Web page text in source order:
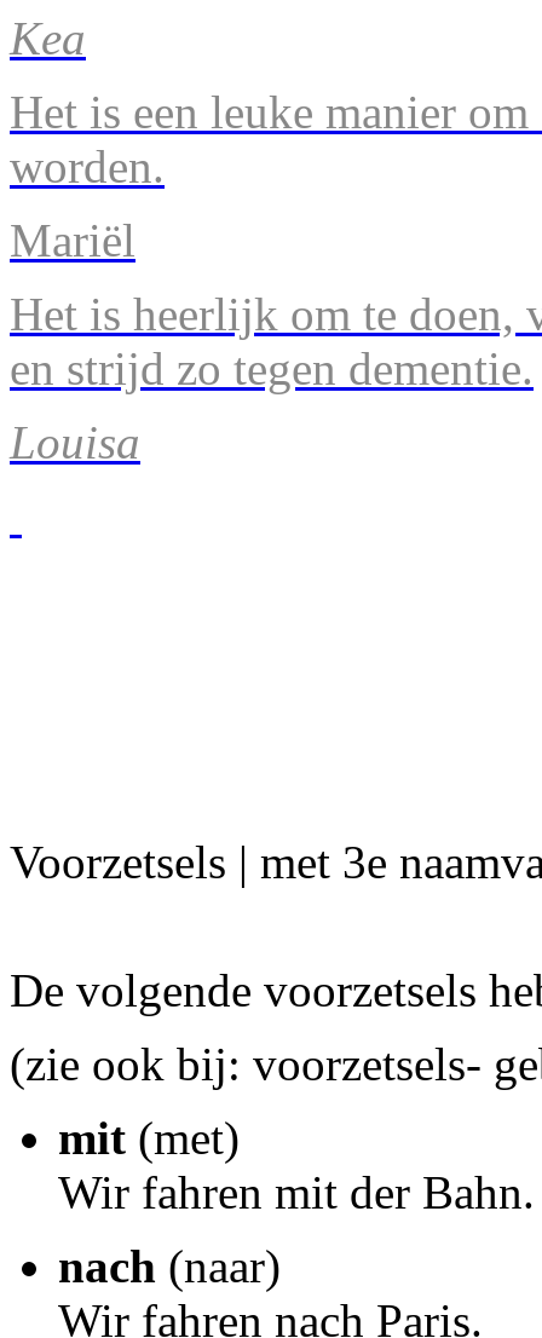
Kea
Het is een leuke manier
worden.
Mariël
Het is heerlijk om te doen,
en strijd zo tegen dementie.
Louisa
Voorzetsels | met 3e
De volgende voorzetsels
(zie ook bij: voorzetsels-
mit (met)
Wir fahren mit der Bahn.
nach (naar)
Wir fahren nach Paris.